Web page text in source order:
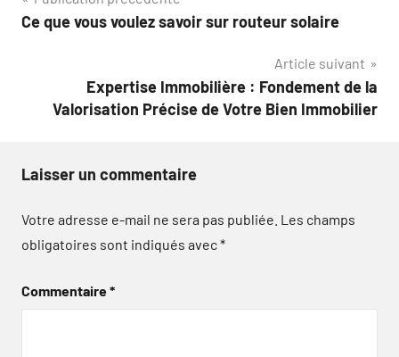
de
Ce que vous voulez savoir sur routeur solaire
Article suivant
Expertise Immobilière : Fondement de la
Valorisation Précise de Votre Bien Immobilier
Laisser un commentaire
Votre adresse e-mail ne sera pas publiée. Les champs
obligatoires sont indiqués avec*
Commentaire*